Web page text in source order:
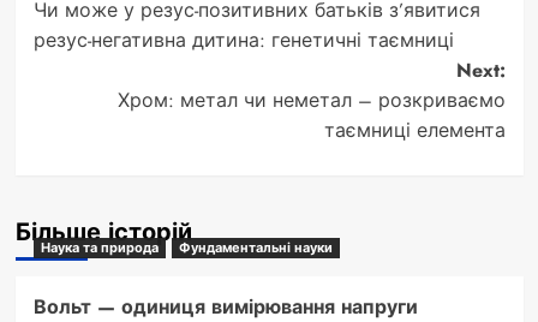
navigation
Чи може у резус-позитивних батьків з’явитися
резус-негативна дитина: генетичні таємниці
Next:
Хром: метал чи неметал – розкриваємо
таємниці елемента
Більше історій
Наука та природа Фундаментальні науки
Вольт — одиниця вимірювання напруги